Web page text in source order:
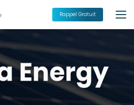
Rappel Gratuit